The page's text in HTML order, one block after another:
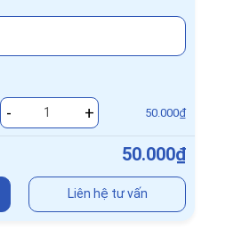
- + 50.000₫
50.000₫
Liên hệ tư vấn